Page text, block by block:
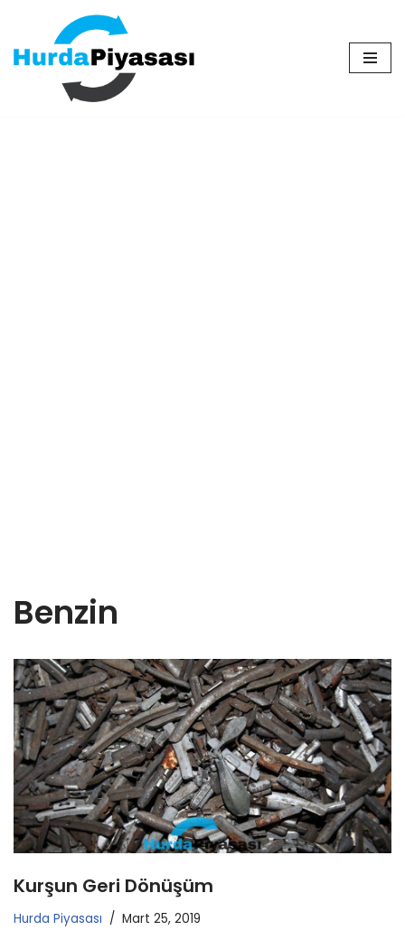
İçeriğe
geç
Benzin
Kurşun Geri Dönüşüm
Hurda Piyasası Mart 25, 2019